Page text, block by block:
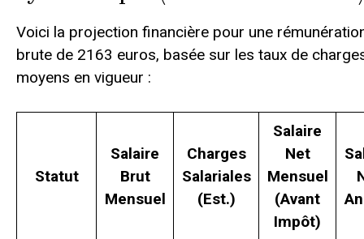
Voici la projection financière pour une
brute de 2163 euros, basée sur les taux de
moyens en vigueur :
Statut
Salaire
Brut
Mensuel
Charges
Salariales
(Est.)
Salaire
Net
Mensuel
(Avant
Impôt)